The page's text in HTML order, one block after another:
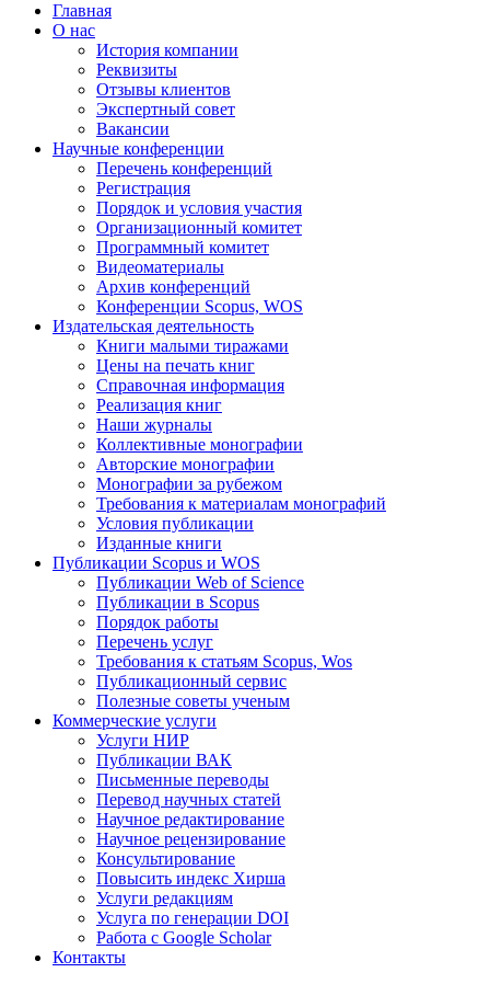
Главная
О нас
История компании
Реквизиты
Отзывы клиентов
Экспертный совет
Вакансии
Научные конференции
Перечень конференций
Регистрация
Порядок и условия участия
Организационный комитет
Программный комитет
Видеоматериалы
Архив конференций
Конференции Scopus, WOS
Издательская деятельность
Книги малыми тиражами
Цены на печать книг
Справочная информация
Реализация книг
Наши журналы
Коллективные монографии
Авторские монографии
Монографии за рубежом
Требования к материалам монографий
Условия публикации
Изданные книги
Публикации Scopus и WOS
Публикации Web of Science
Публикации в Scopus
Порядок работы
Перечень услуг
Требования к статьям Scopus, Wos
Публикационный сервис
Полезные советы ученым
Коммерческие услуги
Услуги НИР
Публикации ВАК
Письменные переводы
Перевод научных статей
Научное редактирование
Научное рецензирование
Консультирование
Повысить индекс Хирша
Услуги редакциям
Услуга по генерации DOI
Работа с Google Scholar
Контакты